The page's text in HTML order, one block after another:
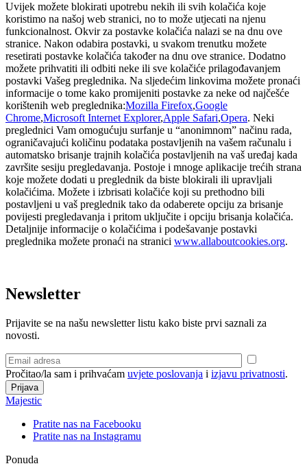
Uvijek možete blokirati upotrebu nekih ili svih kolačića koje
koristimo na našoj web stranici, no to može utjecati na njenu
funkcionalnost. Okvir za postavke kolačića nalazi se na dnu ove
stranice. Nakon odabira postavki, u svakom trenutku možete
resetirati postavke kolačića također na dnu ove stranice. Dodatno
možete prihvatiti ili odbiti neke ili sve kolačiće prilagođavanjem
postavki Vašeg preglednika. Na sljedećim linkovima možete pronaći
informacije o tome kako promijeniti postavke za neke od najčešće
korištenih web preglednika:Mozilla Firefox,Google
Chrome,Microsoft Internet Explorer,Apple Safari,Opera. Neki
preglednici Vam omogućuju surfanje u “anonimnom” načinu rada,
ograničavajući količinu podataka postavljenih na vašem računalu i
automatsko brisanje trajnih kolačića postavljenih na vaš uređaj kada
završite sesiju pregledavanja. Postoje i mnoge aplikacije trećih strana
koje možete dodati u preglednik da biste blokirali ili upravljali
kolačićima. Možete i izbrisati kolačiće koji su prethodno bili
postavljeni u vaš preglednik tako da odaberete opciju za brisanje
povijesti pregledavanja i pritom uključite i opciju brisanja kolačića.
Detaljnije informacije o kolačićima i podešavanje postavki
preglednika možete pronaći na stranici www.allaboutcookies.org.
Newsletter
Prijavite se na našu newsletter listu kako biste prvi saznali za
novosti.
Pročitao/la sam i prihvaćam uvjete poslovanja i izjavu privatnosti.
Majestic
Pratite nas na Facebooku
Pratite nas na Instagramu
Ponuda